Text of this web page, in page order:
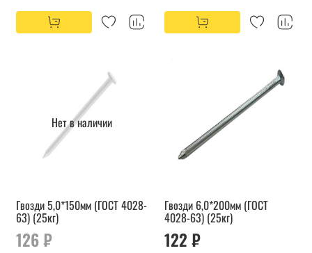
Нет в наличии
Гвозди 5,0*150мм (ГОСТ 4028-
63) (25кг)
126 ₽
Гвозди 6,0*200мм (ГОСТ
4028-63) (25кг)
122 ₽